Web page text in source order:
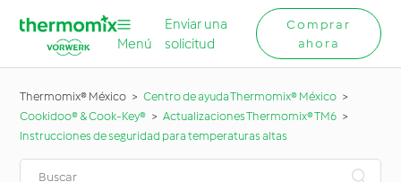
Menú
Enviar una
solicitud
Comprar
ahora
Thermomix® México
Centro de ayuda Thermomix® México
Cookidoo® & Cook-Key®
Actualizaciones Thermomix® TM6
Instrucciones de seguridad para temperaturas altas